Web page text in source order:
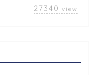
27340 view
に基づく表
記